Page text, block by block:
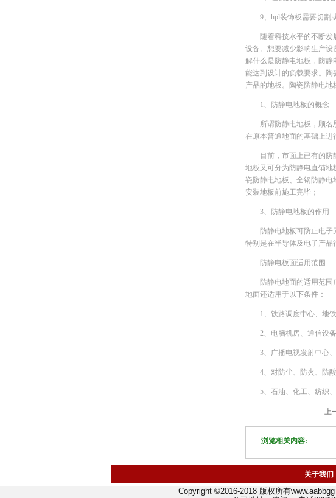
9、hpl装饰板需要切割
随着科技水平的不断
设备。想要减少影响生产
解什么是防静电地板，防
能达到设计的负载要求。
产品的地板。陶瓷防静电地
1、防静电地板的概念
所谓防静电地板，顾
在原本普通地面的基础上进
目前，市面上已有的
地板又可分为防静电直铺地
瓷防静电地板、全钢防静
安装地板前施工完毕；
3、防静电地板的作用
防静电地板可防止电
特别是在半导体及电子产品
防静电板面适用范围
防静电地面的适用范
地面还适用于以下条件：
1、铁路调度中心、地
2、电脑机房、通信设
3、广播电视发射中心
4、对防尘、防火、防
5、石油、化工、纺织
上
浏览相关内容:
关于我们
Copyright ©2016-2018 版权所有